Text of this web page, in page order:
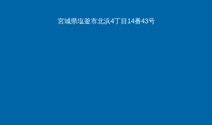
宮城県塩釜市北浜4丁目14番43号